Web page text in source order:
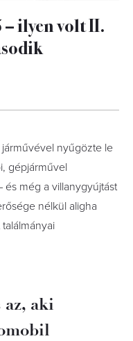
ilyen volt II.
nyűgözte le
gépjárművel
és még a villanygyújtást
nélkül aligha
aki